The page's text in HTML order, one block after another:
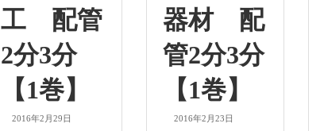
工 配管
2分3分
【1巻】
2016年2月29日
器材 配
管2分3分
【1巻】
2016年2月23日